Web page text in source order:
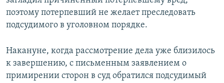
поэтому потерпевший не желает преследовать
подсудимого в уголовном порядке.
Накануне, когда рассмотрение дела уже близилось
к завершению, с письменным заявлением о
примирении сторон в суд обратился подсудимый